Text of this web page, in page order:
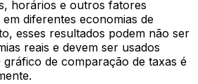
horários e outros fatores
diferentes economias de
esses resultados podem não ser
reais e devem ser usados
gráfico de comparação de taxas é